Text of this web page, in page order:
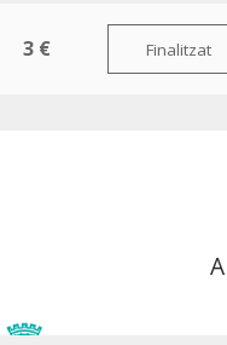
3 € Finalitzat